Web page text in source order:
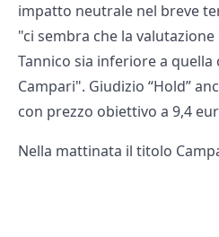
impatto neutrale nel breve
"ci sembra che la
Tannico sia inferiore a quella
Campari". Giudizio “Hold”
con prezzo obiettivo a 9,4
Nella mattinata il titolo